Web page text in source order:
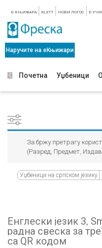
E-КЊИЖАРА KLETT НОВИ ЛОГОС E-
Наручите на еКњижари
Почетна Уџбеници
За бржу претрагу
(Разред, Предмет,
Уџбеници на српском језику
Енглески језик 3,
радна свеска за
са QR кодом